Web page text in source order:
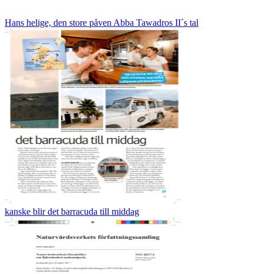
Hans helige, den store påven Abba Tawadros II´s tal
kanske blir det barracuda till middag